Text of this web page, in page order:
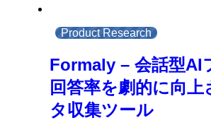
Product Research
Formaly – 会話型AI
回答率を劇的に向
タ収集ツール